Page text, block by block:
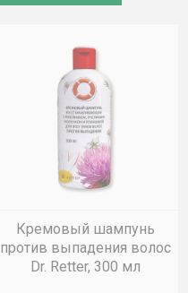
Кремовый шампунь
против выпадения волос
Dr. Retter, 300 мл